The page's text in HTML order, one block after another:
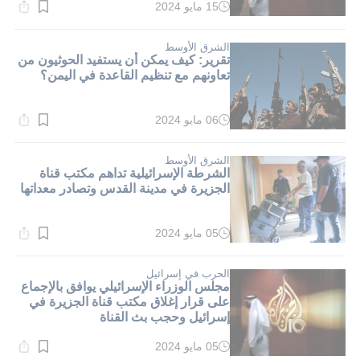
وقت
دقيقة.
15 مايو 2024
الشرق الأوسط
تقرير: كيف يمكن أن يستفيد الحوثيون من
تعاونهم مع تنظيم القاعدة في اليمن؟
وقت
دقيقة.
06 مايو 2024
الشرق الأوسط
الشرطة الإسرائيلية تداهم مكتب قناة
الجزيرة في مدينة القدس وتصادر معداتها
وقت
دقيقة.
05 مايو 2024
الحرب في إسرائيل
مجلس الوزراء الإسرائيلي يوافق بالإجماع
على قرار إغلاق مكتب قناة الجزيرة في
إسرائيل وحجب بث القناة
وقت
05 مايو 2024